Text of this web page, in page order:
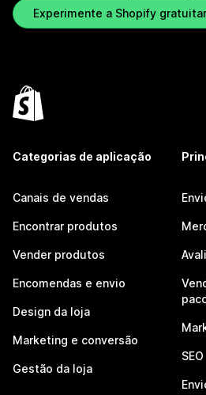
Experimente a Shopify
Categorias de aplicação
Canais de vendas
Encontrar produtos
Vender produtos
Encomendas e envio
Design da loja
Marketing e conversão
Gestão da loja
SEO